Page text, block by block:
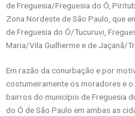
de Freguesia/Freguesia do Ó,
Zona Nordeste de São Paulo, que
de Freguesia do Ó/Tucuruvi,
Maria/Vila Guilherme e de Jaçanã/
Em razão da conurbação e por
costumeiramente os moradores e
bairros do município de Freguesia
do Ó de São Paulo em ambas as